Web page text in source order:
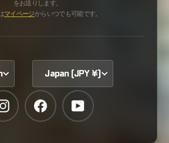
をお送りします。
マイページからいつでも可能です。
Japan (JPY ¥)
Instagram Facebook YouTube